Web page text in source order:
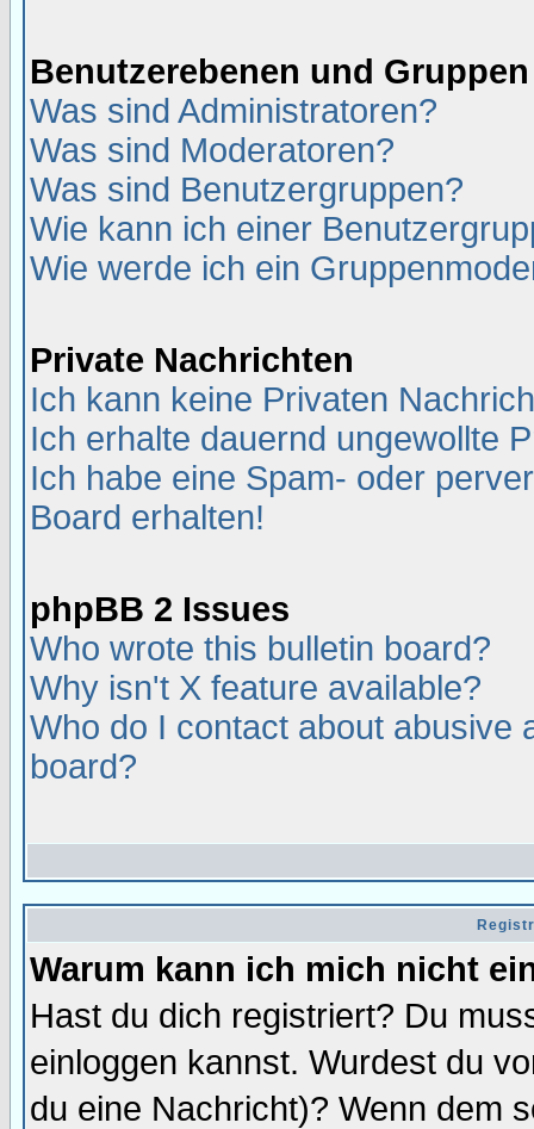
Benutzerebenen und Gruppen
Was sind Administratoren?
Was sind Moderatoren?
Was sind Benutzergruppen?
Wie kann ich einer
Wie werde ich ein
Private Nachrichten
Ich kann keine Privaten
Ich erhalte dauernd ungewollte
Ich habe eine Spam- oder
Board erhalten!
phpBB 2 Issues
Who wrote this bulletin board?
Why isn't X feature available?
Who do I contact about abusive
board?
Warum kann ich mich nicht
Hast du dich registriert? Du
einloggen kannst. Wurdest du
du eine Nachricht)? Wenn dem